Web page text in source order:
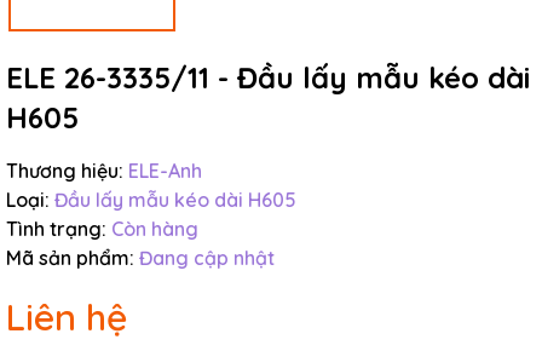
ELE 26-3335/11 - Đầu lấy mẫu kéo dài
H605
Thương hiệu: ELE-Anh
Loại: Đầu lấy mẫu kéo dài H605
Tình trạng: Còn hàng
Mã sản phẩm: Đang cập nhật
Liên hệ